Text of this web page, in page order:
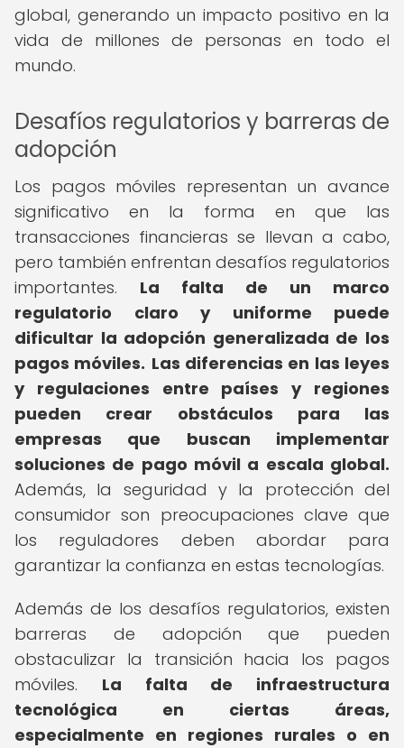
global, generando un impacto positivo en la
vida de millones de personas en todo el
mundo.
Desafíos regulatorios y barreras de
adopción
Los pagos móviles representan un avance
significativo en la forma en que las
transacciones financieras se llevan a cabo,
pero también enfrentan desafíos regulatorios
importantes. La falta de un marco
regulatorio claro y uniforme puede
dificultar la adopción generalizada de los
pagos móviles. Las diferencias en las leyes
y regulaciones entre países y regiones
pueden crear obstáculos para las
empresas que buscan implementar
soluciones de pago móvil a escala global.
Además, la seguridad y la protección del
consumidor son preocupaciones clave que
los reguladores deben abordar para
garantizar la confianza en estas tecnologías.
Además de los desafíos regulatorios, existen
barreras de adopción que pueden
obstaculizar la transición hacia los pagos
móviles. La falta de infraestructura
tecnológica en ciertas áreas,
especialmente en regiones rurales o en